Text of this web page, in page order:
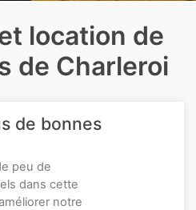
location de
de Charleroi
de bonnes
peu de
dans cette
notre